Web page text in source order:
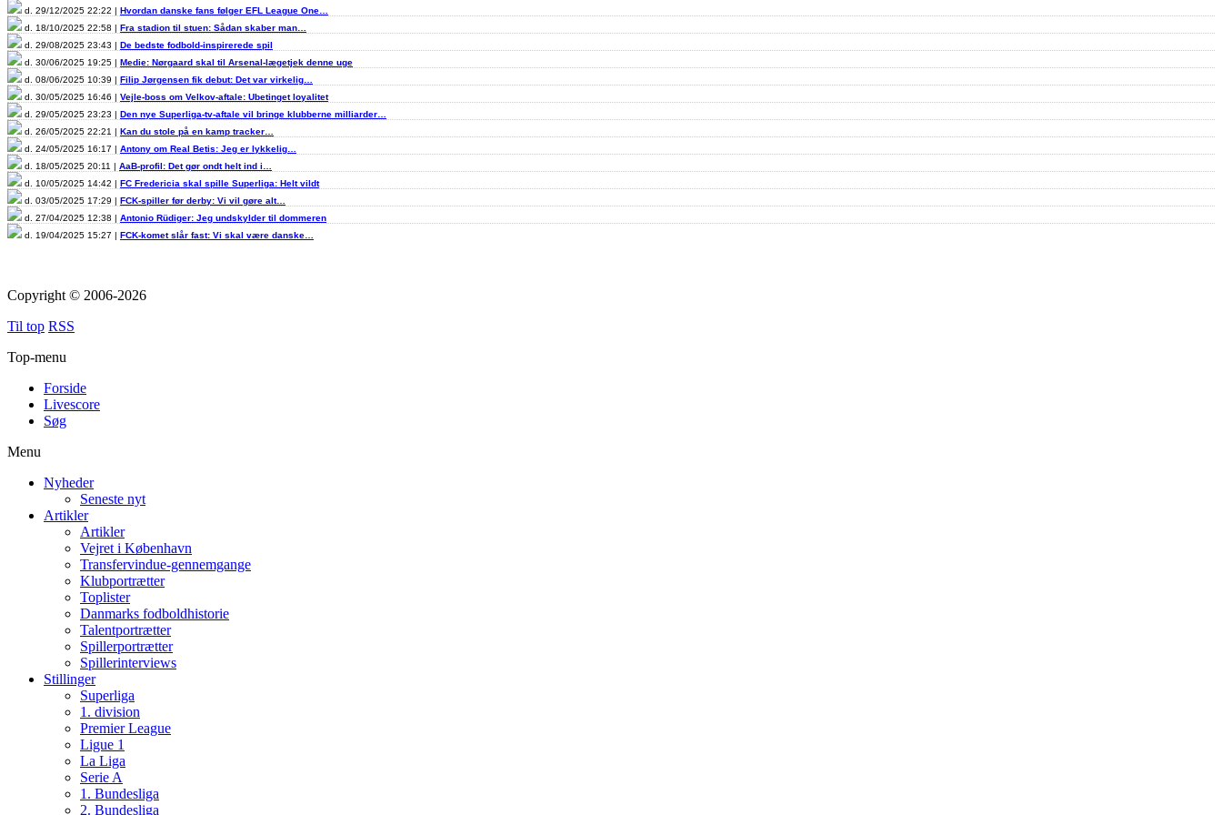
d. 29/12/2025 22:22 | Hvordan danske fans følger EFL League One…
d. 18/10/2025 22:58 | Fra stadion til stuen: Sådan skaber man…
d. 29/08/2025 23:43 | De bedste fodbold-inspirerede spil
d. 30/06/2025 19:25 | Medie: Nørgaard skal til Arsenal-lægetjek denne uge
d. 08/06/2025 10:39 | Filip Jørgensen fik debut: Det var virkelig…
d. 30/05/2025 16:46 | Vejle-boss om Velkov-aftale: Ubetinget loyalitet
d. 29/05/2025 23:23 | Den nye Superliga-tv-aftale vil bringe klubberne milliarder…
d. 26/05/2025 22:21 | Kan du stole på en kamp tracker…
d. 24/05/2025 16:17 | Antony om Real Betis: Jeg er lykkelig…
d. 18/05/2025 20:11 | AaB-profil: Det gør ondt helt ind i…
d. 10/05/2025 14:42 | FC Fredericia skal spille Superliga: Helt vildt
d. 03/05/2025 17:29 | FCK-spiller før derby: Vi vil gøre alt…
d. 27/04/2025 12:38 | Antonio Rüdiger: Jeg undskylder til dommeren
d. 19/04/2025 15:27 | FCK-komet slår fast: Vi skal være danske…
Copyright © 2006-2026
Til top RSS
Top-menu
Forside
Livescore
Søg
Menu
Nyheder
Seneste nyt
Artikler
Artikler
Vejret i København
Transfervindue-gennemgange
Klubportrætter
Toplister
Danmarks fodboldhistorie
Talentportrætter
Spillerportrætter
Spillerinterviews
Stillinger
Superliga
1. division
Premier League
Ligue 1
La Liga
Serie A
1. Bundesliga
2. Bundesliga